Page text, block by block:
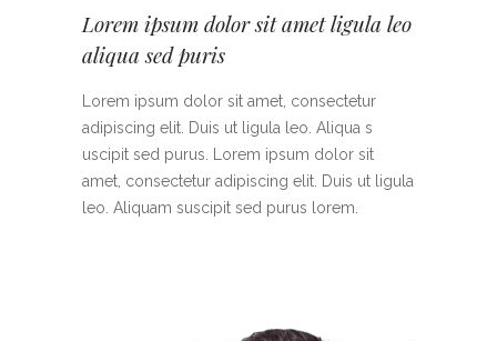
Lorem ipsum dolor sit amet ligula leo
aliqua sed puris
Lorem ipsum dolor sit amet, consectetur
adipiscing elit. Duis ut ligula leo. Aliqua s
uscipit sed purus. Lorem ipsum dolor sit
amet, consectetur adipiscing elit. Duis ut ligula
leo. Aliquam suscipit sed purus lorem.